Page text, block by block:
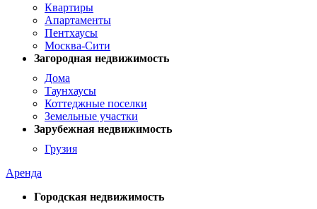
Квартиры
Апартаменты
Пентхаусы
Москва-Сити
Загородная недвижимость
Дома
Таунхаусы
Коттеджные поселки
Земельные участки
Зарубежная недвижимость
Грузия
Аренда
Городская недвижимость